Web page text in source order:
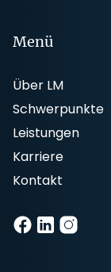
Menü
Über LM
Schwerpunkte
Leistungen
Karriere
Kontakt